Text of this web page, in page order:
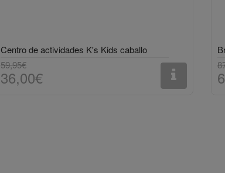
Centro de actividades K's Kids caballo
59,95€
36,00€